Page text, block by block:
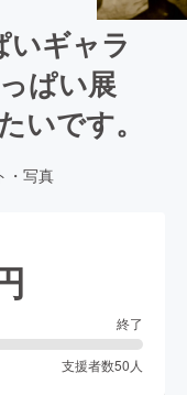
いギャラ
ぱい展
です。
・写真
終了
支援者数50 人